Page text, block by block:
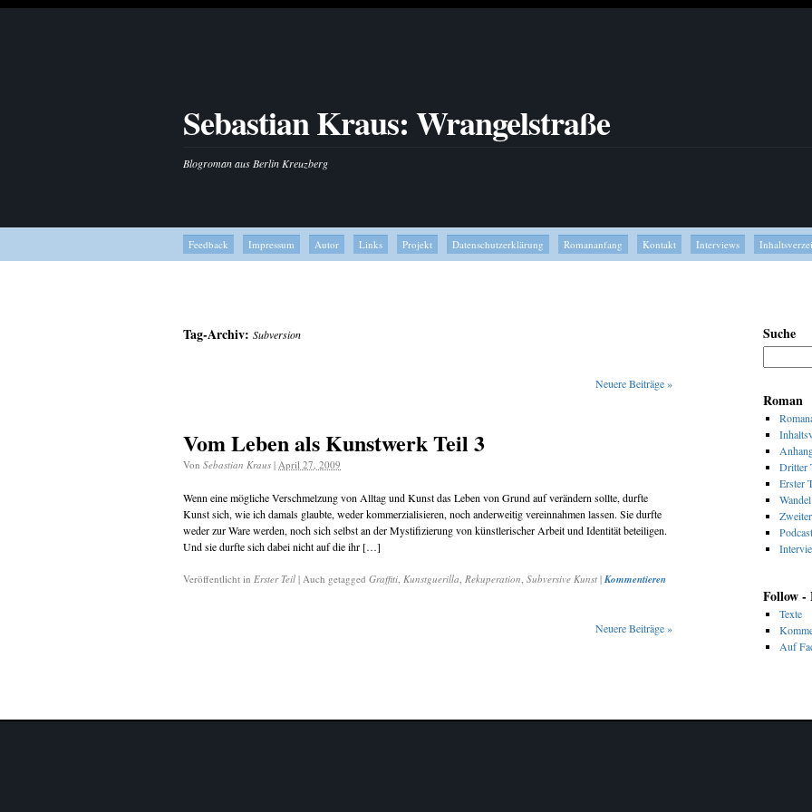
Sebastian Kraus: Wrangelstraße
Blogroman aus Berlin Kreuzberg
Feedback Impressum Autor Links Projekt Datenschutzerklärung Romananfang Kontakt Interviews
Tag-Archiv: Subversion
Neuere Beiträge»
Vom Leben als Kunstwerk Teil 3
Von Sebastian Kraus | April 27, 2009
Wenn eine mögliche Verschmelzung von Alltag und Kunst das Leben von Grund auf verändern sollte, durfte
Kunst sich, wie ich damals glaubte, weder kommerzialisieren, noch anderweitig vereinnahmen lassen. Sie durfte
weder zur Ware werden, noch sich selbst an der Mystifizierung von künstlerischer Arbeit und Identität beteiligen.
Und sie durfte sich dabei nicht auf die ihr […]
Veröffentlicht in Erster Teil | Auch getagged Graffiti, Kunstguerilla, Rekuperation, Subversive Kunst | Kommentieren
Neuere Beiträge»
Suche
Roman
Dritter
Erster
Podcast
Follow -
Texte
Auf